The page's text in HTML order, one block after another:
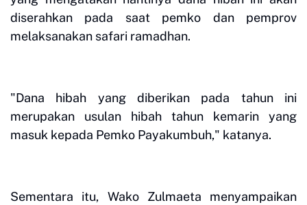
diserahkan pada saat pemko dan pemprov
melaksanakan safari ramadhan.
"Dana hibah yang diberikan pada tahun ini
merupakan usulan hibah tahun kemarin yang
masuk kepada Pemko Payakumbuh," katanya.
Sementara itu, Wako Zulmaeta menyampaikan